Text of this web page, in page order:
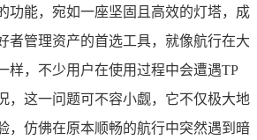
功能，宛如一座坚固且高效的灯塔，成
者管理资产的首选工具，就像航行在大
样，不少用户在使用过程中会遭遇TP
，这一问题可不容小觑，它不仅极大地
，仿佛在原本顺畅的航行中突然遇到暗